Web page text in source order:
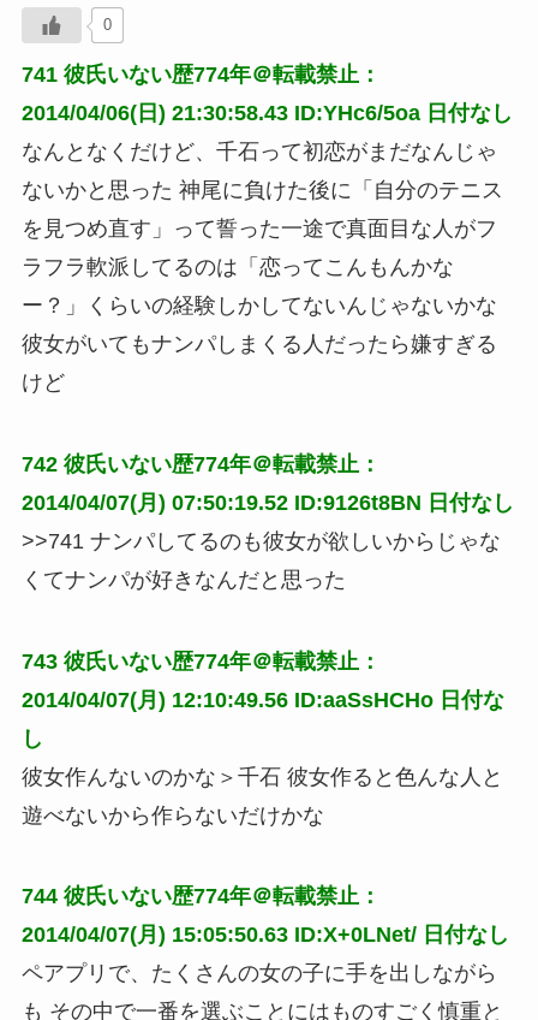
0
741 彼氏いない歴774年＠転載禁止：
2014/04/06(日) 21:30:58.43 ID:YHc6/5oa 日付なし
なんとなくだけど、千石って初恋がまだなんじゃ
ないかと思った 神尾に負けた後に「自分のテニス
を見つめ直す」って誓った一途で真面目な人がフ
ラフラ軟派してるのは「恋ってこんもんかな
ー？」くらいの経験しかしてないんじゃないかな
彼女がいてもナンパしまくる人だったら嫌すぎる
けど
742 彼氏いない歴774年＠転載禁止：
2014/04/07(月) 07:50:19.52 ID:9126t8BN 日付なし
>>741 ナンパしてるのも彼女が欲しいからじゃな
くてナンパが好きなんだと思った
743 彼氏いない歴774年＠転載禁止：
2014/04/07(月) 12:10:49.56 ID:aaSsHCHo 日付な
し
彼女作んないのかな＞千石 彼女作ると色んな人と
遊べないから作らないだけかな
744 彼氏いない歴774年＠転載禁止：
2014/04/07(月) 15:05:50.63 ID:X+0LNet/ 日付なし
ペアプリで、たくさんの女の子に手を出しながら
も その中で一番を選ぶことにはものすごく慎重と